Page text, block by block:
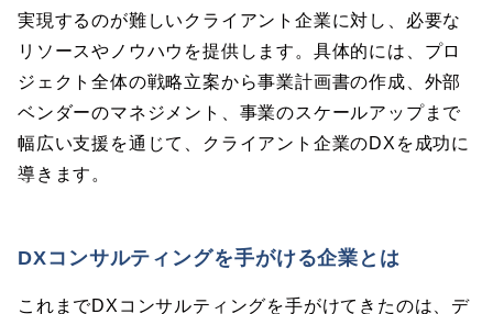
実現するのが難しいクライアント企業に対し、必要な
リソースやノウハウを提供します。具体的には、プロ
ジェクト全体の戦略立案から事業計画書の作成、外部
ベンダーのマネジメント、事業のスケールアップまで
幅広い支援を通じて、クライアント企業のDXを成功に
導きます。
DXコンサルティングを手がける企業とは
これまでDXコンサルティングを手がけてきたのは、デ